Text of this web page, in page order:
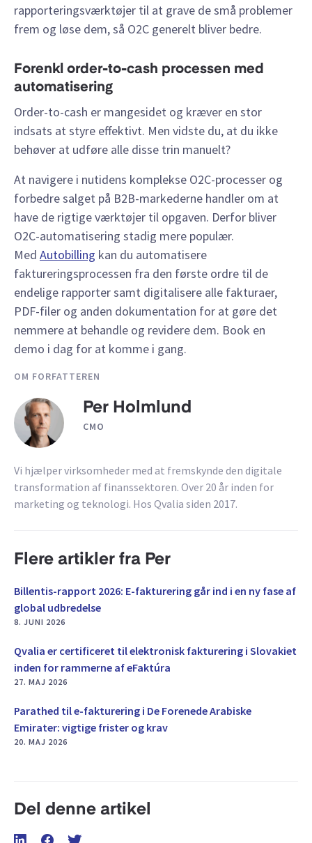
rapporteringsværktøjer til at grave de små problemer
frem og løse dem, så O2C generelt bliver bedre.
Forenkl order-to-cash processen med
automatisering
Order-to-cash er mangesidet og kræver en stor
indsats at styre effektivt. Men vidste du, at du ikke
behøver at udføre alle disse trin manuelt?
At navigere i nutidens komplekse O2C-processer og
forbedre salget på B2B-markederne handler om at
have de rigtige værktøjer til opgaven. Derfor bliver
O2C-automatisering stadig mere populær.
Med Autobilling kan du automatisere
faktureringsprocessen fra den første ordre til de
endelige rapporter samt digitalisere alle fakturaer,
PDF-filer og anden dokumentation for at gøre det
nemmere at behandle og revidere dem. Book en
demo i dag for at komme i gang.
OM FORFATTEREN
Per Holmlund
CMO
Vi hjælper virksomheder med at fremskynde den digitale
transformation af finanssektoren. Over 20 år inden for
marketing og teknologi. Hos Qvalia siden 2017.
Flere artikler fra Per
Billentis-rapport 2026: E-fakturering går ind i en ny fase af
global udbredelse
8. JUNI 2026
Qvalia er certificeret til elektronisk fakturering i Slovakiet
inden for rammerne af eFaktúra
27. MAJ 2026
Parathed til e-fakturering i De Forenede Arabiske
Emirater: vigtige frister og krav
20. MAJ 2026
Del denne artikel